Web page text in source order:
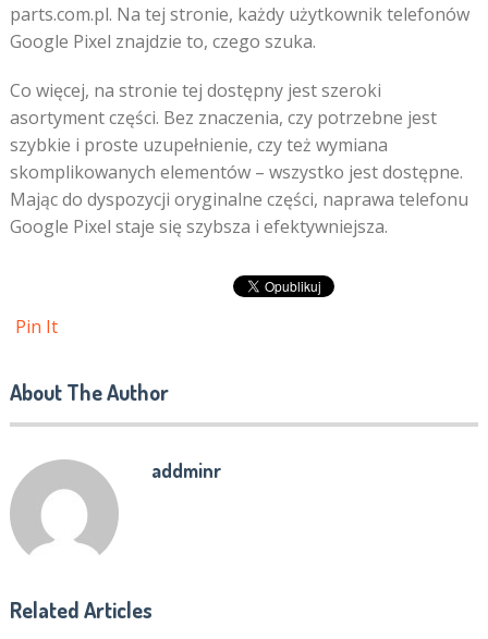
parts.com.pl. Na tej stronie, każdy użytkownik telefonów
Google Pixel znajdzie to, czego szuka.
Co więcej, na stronie tej dostępny jest szeroki
asortyment części. Bez znaczenia, czy potrzebne jest
szybkie i proste uzupełnienie, czy też wymiana
skomplikowanych elementów – wszystko jest dostępne.
Mając do dyspozycji oryginalne części, naprawa telefonu
Google Pixel staje się szybsza i efektywniejsza.
Pin It
About The Author
addminr
Related Articles